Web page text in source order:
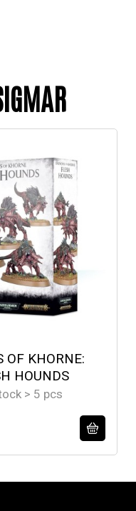
OF KHORNE:
HOUNDS
> 5 pcs